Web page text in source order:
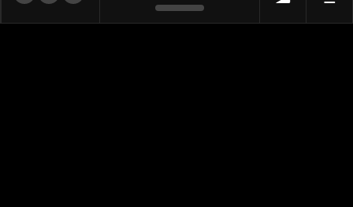
9. "Ett landslag att älska"